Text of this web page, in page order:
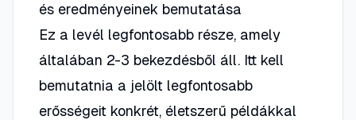
és eredményeinek bemutatása
Ez a levél legfontosabb része, amely
általában 2-3 bekezdésből áll. Itt kell
bemutatnia a jelölt legfontosabb
erősségeit konkrét, életszerű példákkal